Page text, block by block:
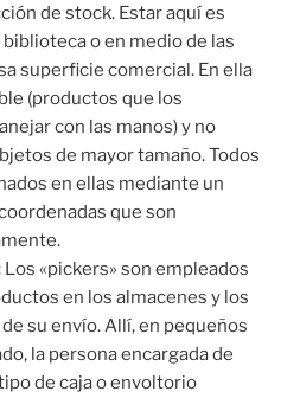
de stock. Estar aquí es
o en medio de las
superficie comercial. En ella
(productos que los
con las manos) y no
de mayor tamaño. Todos
en ellas mediante un
que son
Los «pickers» son empleados
en los almacenes y los
su envío. Allí, en pequeños
la persona encargada de
de caja o envoltorio